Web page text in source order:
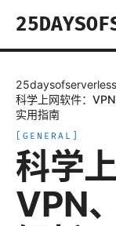
25daysofserverless
科学上网软件：
实用指南
GENERAL
科学
VPN